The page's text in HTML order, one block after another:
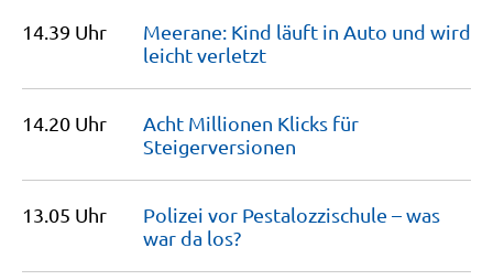
14.39 Uhr
Meerane: Kind läuft in Auto und wird
leichtverletzt
14.20 Uhr
Acht Millionen Klicks für
Steigerversionen
13.05 Uhr
Polizei vor Pestalozzischule – was
war da los?